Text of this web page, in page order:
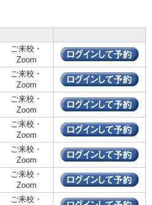
ご来校・
Zoom
ご来校・
Zoom
ご来校・
Zoom
ご来校・
Zoom
ご来校・
Zoom
ご来校・
Zoom
ご来校・